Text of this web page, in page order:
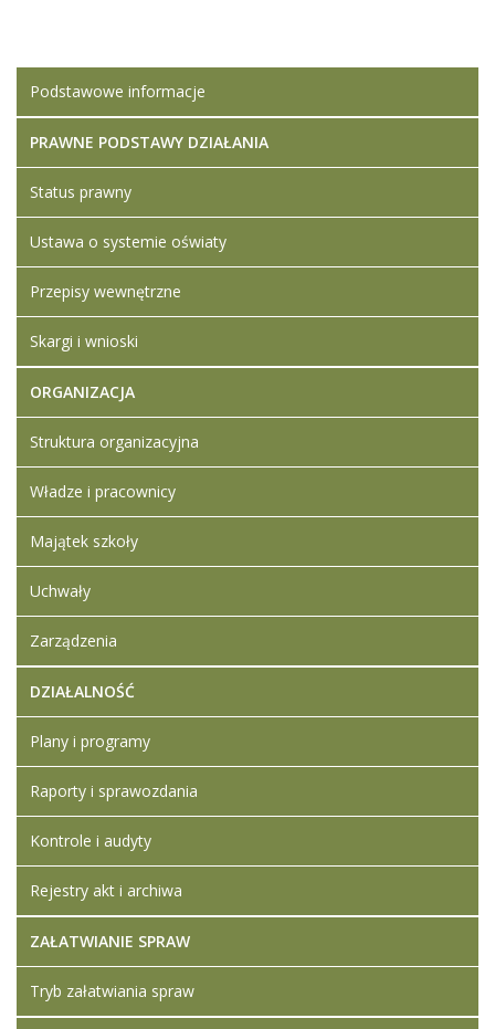
Podstawowe informacje
PRAWNE PODSTAWY DZIAŁANIA
Status prawny
Ustawa o systemie oświaty
Przepisy wewnętrzne
Skargi i wnioski
ORGANIZACJA
Struktura organizacyjna
Władze i pracownicy
Majątek szkoły
Uchwały
Zarządzenia
DZIAŁALNOŚĆ
Plany i programy
Raporty i sprawozdania
Kontrole i audyty
Rejestry akt i archiwa
ZAŁATWIANIE SPRAW
Tryb załatwiania spraw